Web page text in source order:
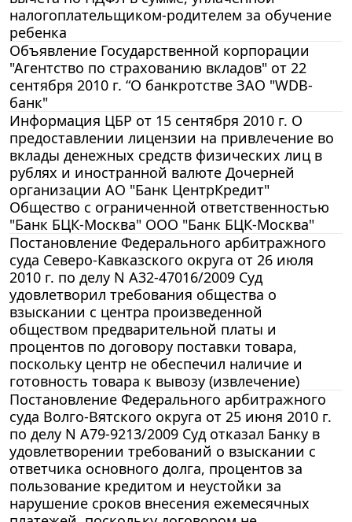
налогоплательщиком-родителем за обучение
ребенка
Объявление Государственной корпорации
"Агентство по страхованию вкладов" от 22
сентября 2010 г. “О банкротстве ЗАО "WDB-
банк"
Информация ЦБР от 15 сентября 2010 г. О
предоставлении лицензии на привлечение во
вклады денежных средств физических лиц в
рублях и иностранной валюте Дочерней
организации АО "Банк ЦентрКредит"
Общество с ограниченной ответственностью
"Банк БЦК-Москва" ООО "Банк БЦК-Москва"
Постановление Федерального арбитражного
суда Северо-Кавказского округа от 26 июля
2010 г. по делу N А32-47016/2009 Суд
удовлетворил требования общества о
взыскании с центра произведенной
обществом предварительной платы и
процентов по договору поставки товара,
поскольку центр не обеспечил наличие и
готовность товара к вывозу (извлечение)
Постановление Федерального арбитражного
суда Волго-Вятского округа от 25 июня 2010 г.
по делу N А79-9213/2009 Суд отказал Банку в
удовлетворении требований о взыскании с
ответчика основного долга, процентов за
пользование кредитом и неустойки за
нарушение сроков внесения ежемесячных